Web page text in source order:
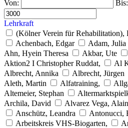
Von: Bis:
Lehrkraft
(Kölner Verein für Rehabilitation),
Achenbach, Edgar
Adam, Julia
Ahn, Hyein Theresa
Akbar, Ute
Aktion2 I Christopher Ruddat,
Al
Albrecht, Annika
Albrecht, Jürgen
Aleth, Martin
Alfatraining,
Altemeier, Stephan
Archila, David
Alvarez Vega,
Anschütz, Leandra
Antonucci,
Arbeitskreis VHS-Biogarten,